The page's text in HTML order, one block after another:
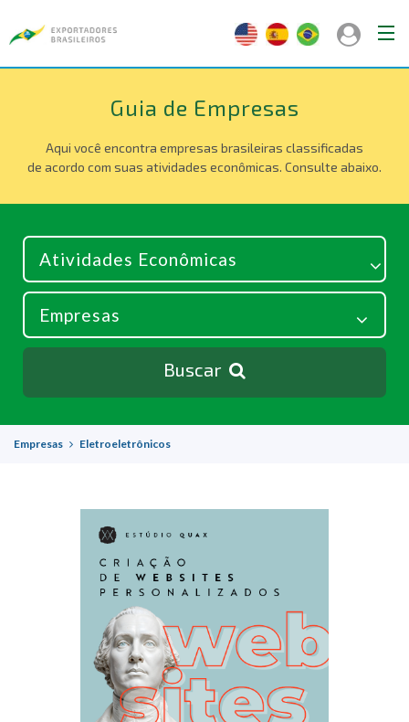
Guia de Empresas
Aqui você encontra empresas brasileiras classificadas
de acordo com suas atividades econômicas. Consulte abaixo.
Buscar
Empresas Eletroeletrônicos